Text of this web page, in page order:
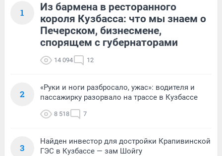
1
Из бармена в ресторанного
короля Кузбасса: что мы знаем о
Печерском, бизнесмене,
спорящем с губернаторами
14 094 12
2
«Руки и ноги разбросало, ужас»: водителя и
пассажирку разорвало на трассе в Кузбассе
8 518 7
3
Найден инвестор для достройки Крапивинской
ГЭС в Кузбассе — зам Шойгу